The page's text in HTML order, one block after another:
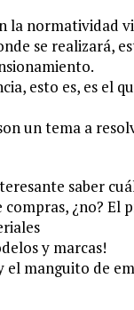
la normatividad
se realizará,
esto es, es el
un tema a
saber
compras, ¿no?
y marcas!
manguito de